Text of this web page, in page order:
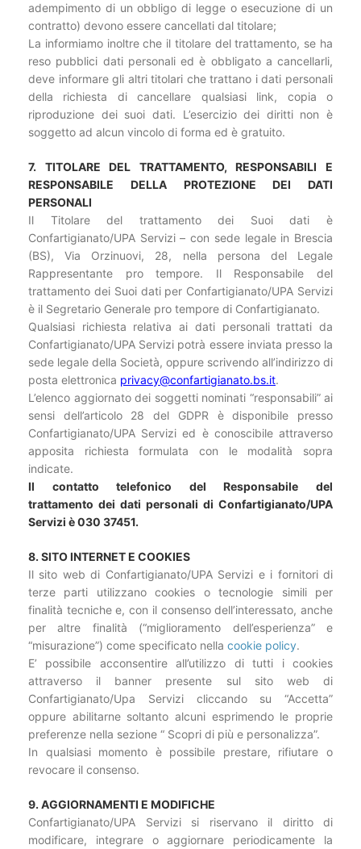
adempimento di un obbligo di legge o esecuzione di un
contratto) devono essere cancellati dal titolare;
La informiamo inoltre che il titolare del trattamento, se ha
reso pubblici dati personali ed è obbligato a cancellarli,
deve informare gli altri titolari che trattano i dati personali
della richiesta di cancellare qualsiasi link, copia o
riproduzione dei suoi dati. L’esercizio dei diritti non è
soggetto ad alcun vincolo di forma ed è gratuito.
7. TITOLARE DEL TRATTAMENTO, RESPONSABILI E
RESPONSABILE DELLA PROTEZIONE DEI DATI
PERSONALI
Il Titolare del trattamento dei Suoi dati è
Confartigianato/UPA Servizi – con sede legale in Brescia
(BS), Via Orzinuovi, 28, nella persona del Legale
Rappresentante pro tempore. Il Responsabile del
trattamento dei Suoi dati per Confartigianato/UPA Servizi
è il Segretario Generale pro tempore di Confartigianato.
Qualsiasi richiesta relativa ai dati personali trattati da
Confartigianato/UPA Servizi potrà essere inviata presso la
sede legale della Società, oppure scrivendo all’indirizzo di
posta elettronica privacy@confartigianato.bs.it.
L’elenco aggiornato dei soggetti nominati “responsabili” ai
sensi dell’articolo 28 del GDPR è disponibile presso
Confartigianato/UPA Servizi ed è conoscibile attraverso
apposita richiesta formulata con le modalità sopra
indicate.
Il contatto telefonico del Responsabile del
trattamento dei dati personali di Confartigianato/UPA
Servizi è 030 37451.
8. SITO INTERNET E COOKIES
Il sito web di Confartigianato/UPA Servizi e i fornitori di
terze parti utilizzano cookies o tecnologie simili per
finalità tecniche e, con il consenso dell’interessato, anche
per altre finalità (“miglioramento dell’esperienza” e
“misurazione”) come specificato nella cookie policy.
E’ possibile acconsentire all’utilizzo di tutti i cookies
attraverso il banner presente sul sito web di
Confartigianato/Upa Servizi cliccando su “Accetta”
oppure abilitarne soltanto alcuni esprimendo le proprie
preferenze nella sezione “ Scopri di più e personalizza”.
In qualsiasi momento è possibile prestare, rifiutare o
revocare il consenso.
9. AGGIORNAMENTI E MODIFICHE
Confartigianato/UPA Servizi si riservano il diritto di
modificare, integrare o aggiornare periodicamente la